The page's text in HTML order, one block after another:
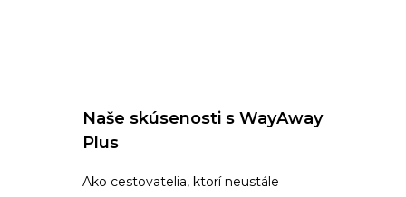
Naše skúsenosti s WayAway
Plus
Ako cestovatelia, ktorí neustále